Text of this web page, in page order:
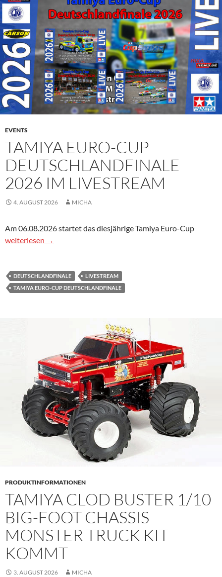
EVENTS
TAMIYA EURO-CUP
DEUTSCHLANDFINALE
2026 IM LIVESTREAM
4. AUGUST 2026 MICHA
Am 06.08.2026 startet das diesjährige Tamiya Euro-Cup
Tamiya Euro-Cup Deutschlandfinale 2026 im Livestream
weiterlesen →
DEUTSCHLANDFINALE
LIVESTREAM
TAMIYA EURO-CUP DEUTSCHLANDFINALE
PRODUKTINFORMATIONEN
TAMIYA CLOD BUSTER 1/10
BIG-FOOT CHASSIS
MONSTER TRUCK KIT
KOMMT
3. AUGUST 2026 MICHA